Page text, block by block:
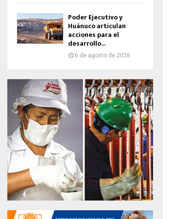
Poder Ejecutivo y
Huánuco articulan
acciones para el
desarrollo...
6 de agosto de 2026